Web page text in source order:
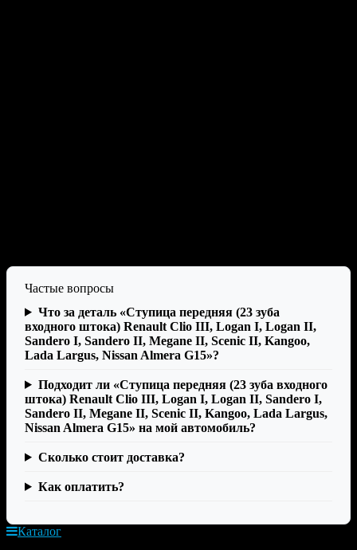
Частые вопросы
Что за деталь «Ступица передняя (23 зуба
входного штока) Renault Clio III, Logan I, Logan II,
Sandero I, Sandero II, Megane II, Scenic II, Kangoo,
Lada Largus, Nissan Almera G15»?
Подходит ли «Ступица передняя (23 зуба входного
штока) Renault Clio III, Logan I, Logan II, Sandero I,
Sandero II, Megane II, Scenic II, Kangoo, Lada Largus,
Nissan Almera G15» на мой автомобиль?
Сколько стоит доставка?
Как оплатить?
Каталог